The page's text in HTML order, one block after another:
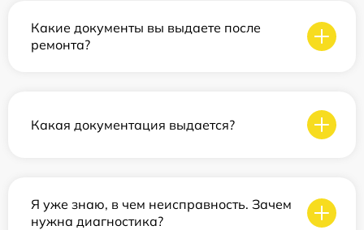
Какие документы вы выдаете после
ремонта?
Какая документация выдается?
Я уже знаю, в чем неисправность. Зачем
нужна диагностика?